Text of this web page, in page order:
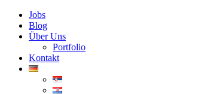
Jobs
Blog
Über Uns
Portfolio
Kontakt